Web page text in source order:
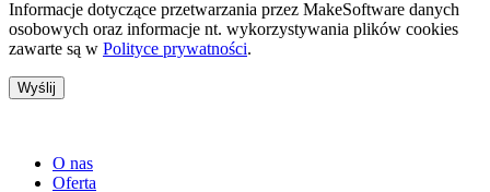
Informacje dotyczące przetwarzania przez MakeSoftware danych
osobowych oraz informacje nt. wykorzystywania plików cookies
zawarte są w Polityce prywatności.
O nas
Oferta